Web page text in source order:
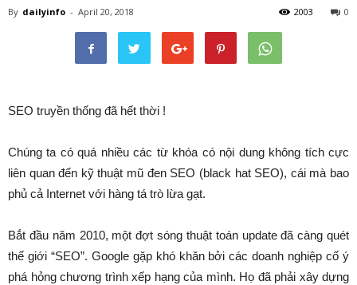
By dailyinfo - April 20, 2018 0
2003
SEO truyền thống đã hết thời !
Chúng ta có quá nhiều các từ khóa có nội dung không tích cực
liên quan đến kỹ thuật mũ đen SEO (black hat SEO), cái mà bao
phủ cả Internet với hàng tá trò lừa gạt.
Bắt đầu năm 2010, một đợt sóng thuật toán update đã càng quét
thế giới “SEO”. Google gặp khó khăn bởi các doanh nghiệp cố ý
phá hỏng chương trình xếp hạng của mình. Họ đã phải xây dựng